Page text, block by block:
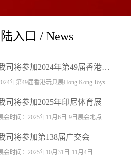
入口 / News
我司将参加2024年第49届香港玩具展Hong Kong Toys & Games Fair 欢迎新···
司将参加2025年印尼体育展
司将参加第138届广交会
会时间：2025年10月31日-11月4日...